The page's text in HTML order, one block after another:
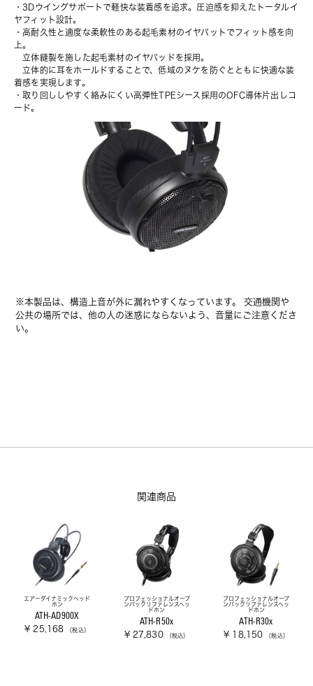
・3Dウイングサポートで軽快な装着感を追求。圧迫感を抑えたトータルイ
ヤフィット設計。
・高耐久性と適度な柔軟性のある起毛素材のイヤパットでフィット感を向
上。
立体縫製を施した起毛素材のイヤパッドを採用。
立体的に耳をホールドすることで、低域のヌケを防ぐとともに快適な装
着感を実現します。
・取り回ししやすく絡みにくい高弾性TPEシース採用のOFC導体片出しコ
ード。
※本製品は、構造上音が外に漏れやすくなっています。 交通機関や
公共の場所では、他の人の迷惑にならないよう、音量にご注意くださ
い。
関連商品
エアーダイナミックヘッド
ホン
ATH-AD900X
¥ 25,168 （税込）
プロフェッショナルオープ
ンバックリファレンスヘッ
ドホン
ATH-R50x
¥ 27,830 （税込）
プロフェッショナルオープ
ンバックリファレンスヘッ
ドホン
ATH-R30x
¥ 18,150 （税込）